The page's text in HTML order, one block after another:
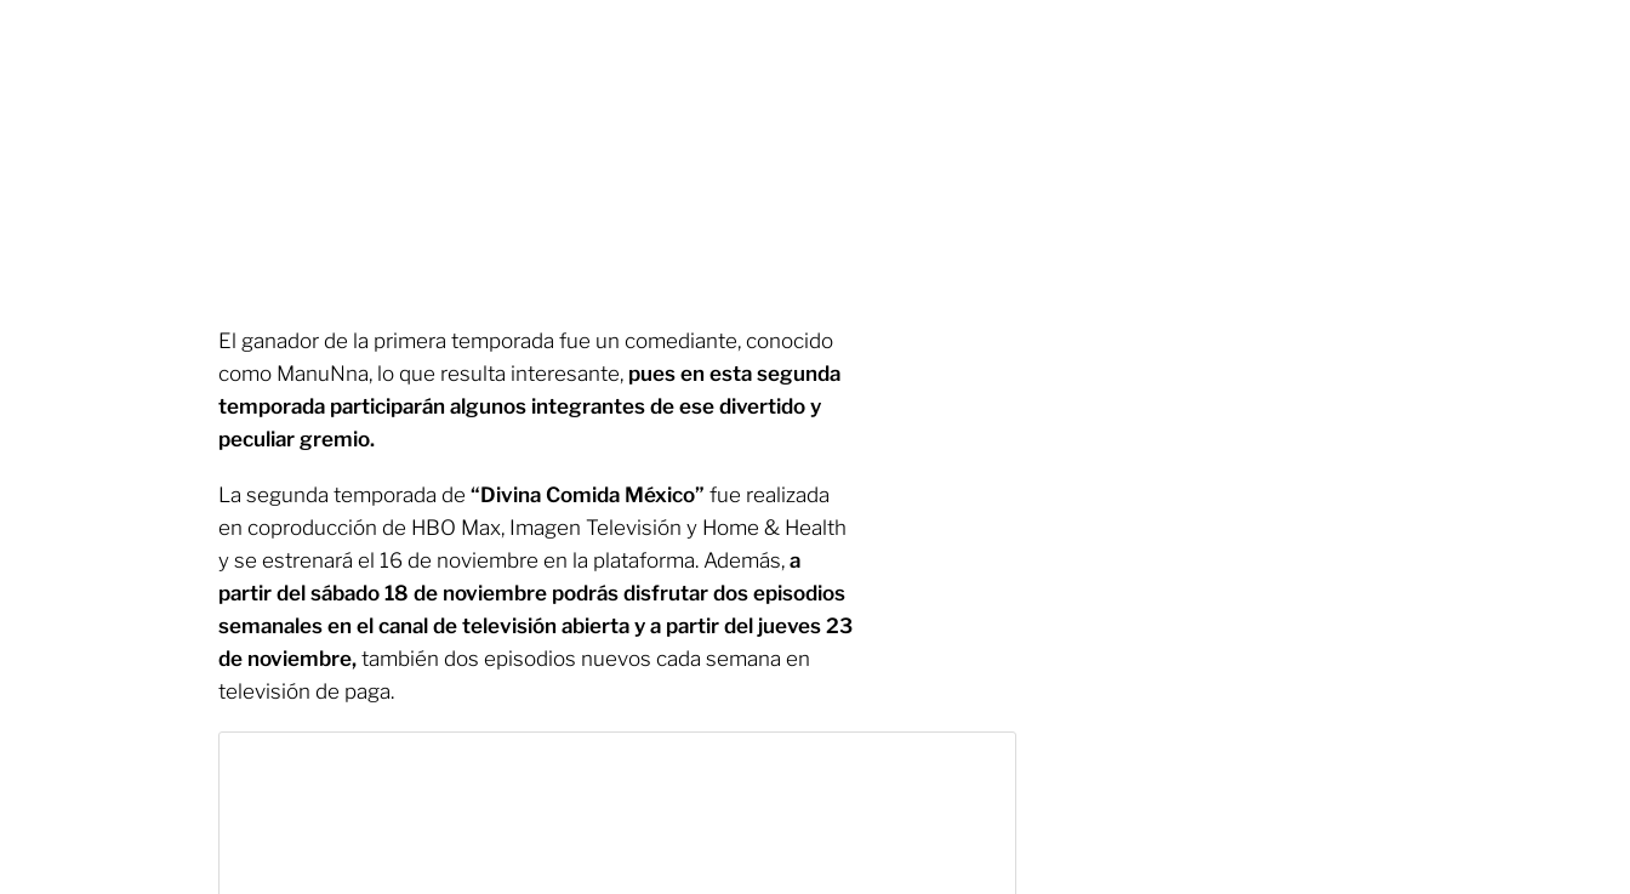
El ganador de la primera temporada fue un comediante, conocido
como ManuNna, lo que resulta interesante, pues en esta segunda
temporada participarán algunos integrantes de ese divertido y
peculiar gremio.
La segunda temporada de “Divina Comida México” fue realizada
en coproducción de HBO Max, Imagen Televisión y Home & Health
y se estrenará el 16 de noviembre en la plataforma. Además, a
partir del sábado 18 de noviembre podrás disfrutar dos episodios
semanales en el canal de televisión abierta y a partir del jueves 23
de noviembre, también dos episodios nuevos cada semana en
televisión de paga.